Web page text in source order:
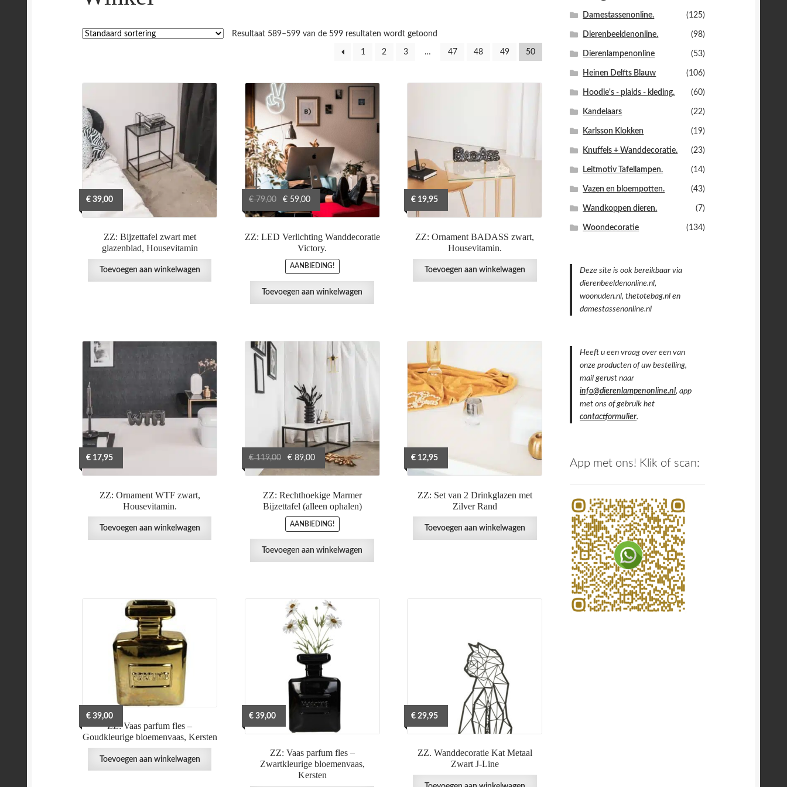
Resultaat 589–599 van de 599 resultaten wordt getoond
1 2 3 … 47 48 49 50
ZZ: Bijzettafel zwart met
glazenblad, Housevitamin
€ 39,00
Toevoegen aan winkelwagen
ZZ: LED Verlichting Wanddecoratie
Victory.
AANBIEDING!
€79,00
Oorspronkelijke
prijs
€ 79,00.
€ 59,00Huidige
prijs
€ 59,00.
Toevoegen aan winkelwagen
ZZ: Ornament BADASS zwart,
Housevitamin.
€ 19,95
Toevoegen aan winkelwagen
ZZ: Ornament WTF zwart,
Housevitamin.
€ 17,95
Toevoegen aan winkelwagen
ZZ: Rechthoekige Marmer
Bijzettafel (alleen ophalen)
AANBIEDING!
€119,00
Oorspronkelijke
prijs
€ 119,00.
€ 89,00Huidige
prijs
€ 89,00.
Toevoegen aan winkelwagen
ZZ: Set van 2 Drinkglazen met
Zilver Rand
€ 12,95
Toevoegen aan winkelwagen
ZZ: Vaas parfum fles –
Goudkleurige bloemenvaas, Kersten
€ 39,00
Toevoegen aan winkelwagen
ZZ: Vaas parfum fles –
Zwartkleurige bloemenvaas,
Kersten
€39,00
ZZ. Wanddecoratie Kat Metaal
Zwart J-Line
€ 29,95
Damestassenonline. (125)
Dierenbeeldenonline. (98)
Dierenlampenonline (53)
Heinen Delfts Blauw (106)
Hoodie's - plaids - kleding. (60)
Kandelaars (22)
Karlsson Klokken (19)
Knuffels + Wanddecoratie. (23)
Leitmotiv Tafellampen. (14)
Vazen en bloempotten. (43)
Wandkoppen dieren. (7)
Woondecoratie (134)
Deze site is ook bereikbaar via
dierenbeeldenonline.nl,
woonuden.nl, thetotebag.nl en
damestassenonline.nl
Heeft u een vraag over een van
onze producten of uw bestelling,
mail gerust naar
info@dierenlampenonline.nl, app
met ons of gebruik het
contactformulier.
App met ons! Klik of scan: